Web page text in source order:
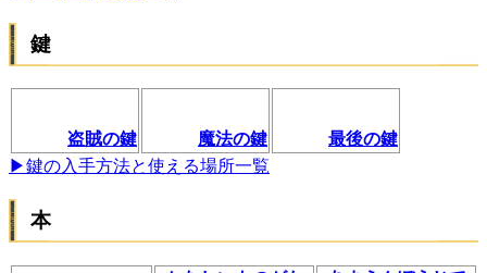
鍵
盗賊の鍵 魔法の鍵
最後の鍵
▶鍵の入手方法と使える場所一覧
本